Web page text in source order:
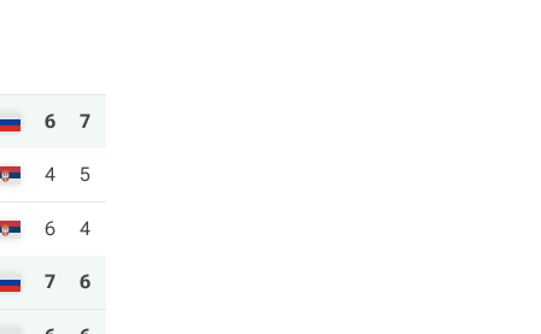
6 7
4 5
6 4
7 6